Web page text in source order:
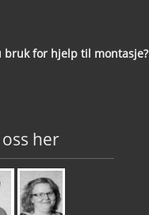
bruk for hjelp til montasje?
her